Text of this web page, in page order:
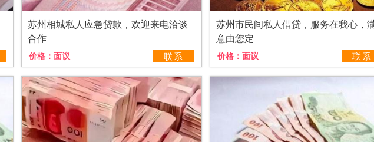
苏州相城私人应急贷款，欢迎来电洽谈
合作
价格： 面议 联系
苏州市民间私人借贷，服务在我心，
意由您定
价格： 面议 联系